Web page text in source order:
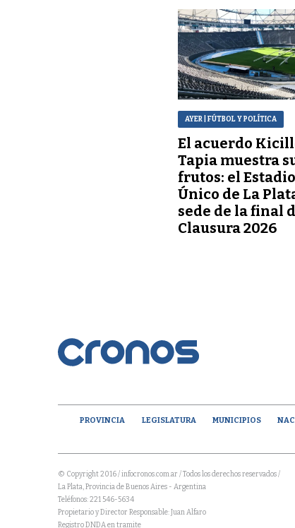
AYER | FÚTBOL Y POLÍTICA
El acuerdo
Tapia muestra
frutos: el Estadio
Único de La
sede de la final
Clausura 2026
PROVINCIA LEGISLATURA MUNICIPIOS
© Copyright 2016 / infocronos.com.ar / Todos los derechos reservados /
La Plata, Provincia de Buenos Aires - Argentina
Teléfonos: 221 546-5634
Propietario y Director Responsable: Juan Alfaro
Registro DNDA en tramite